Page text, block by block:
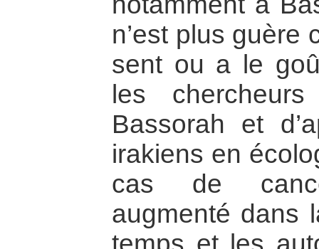
n’est plus guère
sent ou a le
les
Bassorah et
irakiens en
cas de
augmenté dans